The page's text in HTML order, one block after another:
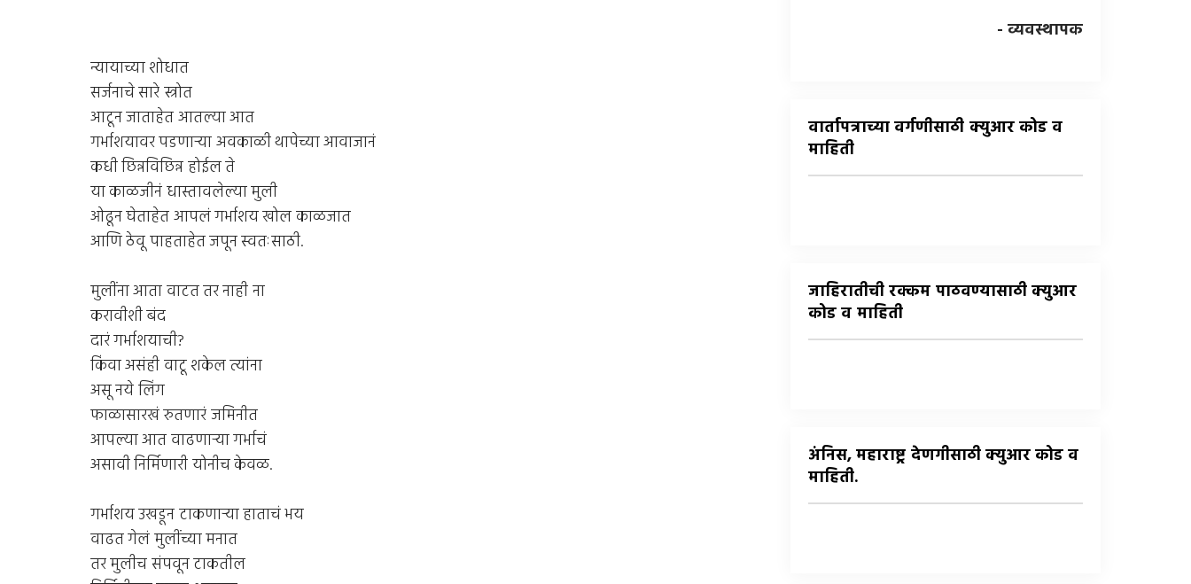
न्यायाच्या शोधात
सर्जनाचे सारे स्त्रोत
आटून जाताहेत आतल्या आत
गर्भाशयावर पडणार्‍या अवकाळी थापेच्या आवाजानं
कधी छिन्नविछिन्न होईल ते
या काळजीनं धास्तावलेल्या मुली
ओढून घेताहेत आपलं गर्भाशय खोल काळजात
आणि ठेवू पाहताहेत जपून स्वतःसाठी.
मुलींना आता वाटत तर नाही ना
करावीशी बंद
दारं गर्भाशयाची?
किंवा असंही वाटू शकेल त्यांना
असू नये लिंग
फाळासारखं रुतणारं जमिनीत
आपल्या आत वाढणार्‍या गर्भाचं
असावी निर्मिणारी योनीच केवळ.
गर्भाशय उखडून टाकणार्‍या हाताचं भय
वाढत गेलं मुलींच्या मनात
तर मुलीच संपवून टाकतील
- व्यवस्थापक
वार्तापत्राच्या वर्गणीसाठी क्युआर कोड व
माहिती
जाहिरातीची रक्कम पाठवण्यासाठी क्युआर
कोड व माहिती
अंनिस, महाराष्ट्र देणगीसाठी क्युआर कोड व
माहिती.